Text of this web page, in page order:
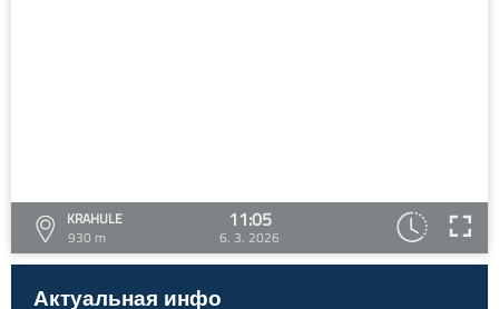
KRAHULE
930 m
11:05
6. 3. 2026
Актуальная инфо